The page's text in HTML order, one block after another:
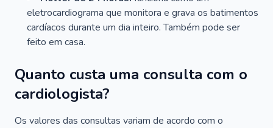
eletrocardiograma que monitora e grava os batimentos
cardíacos durante um dia inteiro. Também pode ser
feito em casa.
Quanto custa uma consulta com o
cardiologista?
Os valores das consultas variam de acordo com o